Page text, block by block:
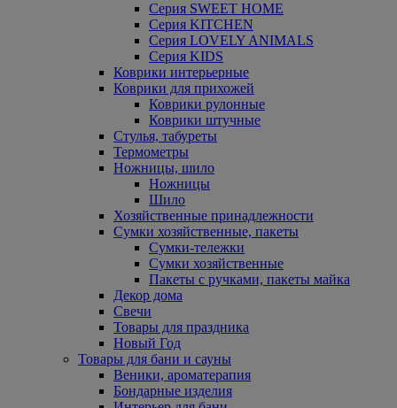
Серия SWEET HOME
Серия KITCHEN
Серия LOVELY ANIMALS
Серия KIDS
Коврики интерьерные
Коврики для прихожей
Коврики рулонные
Коврики штучные
Стулья, табуреты
Термометры
Ножницы, шило
Ножницы
Шило
Хозяйственные принадлежности
Сумки хозяйственные, пакеты
Сумки-тележки
Сумки хозяйственные
Пакеты с ручками, пакеты майка
Декор дома
Свечи
Товары для праздника
Новый Год
Товары для бани и сауны
Веники, ароматерапия
Бондарные изделия